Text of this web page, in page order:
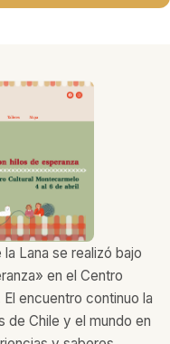
Lana se realizó bajo
en el Centro
encuentro continuo la
de Chile y el mundo en